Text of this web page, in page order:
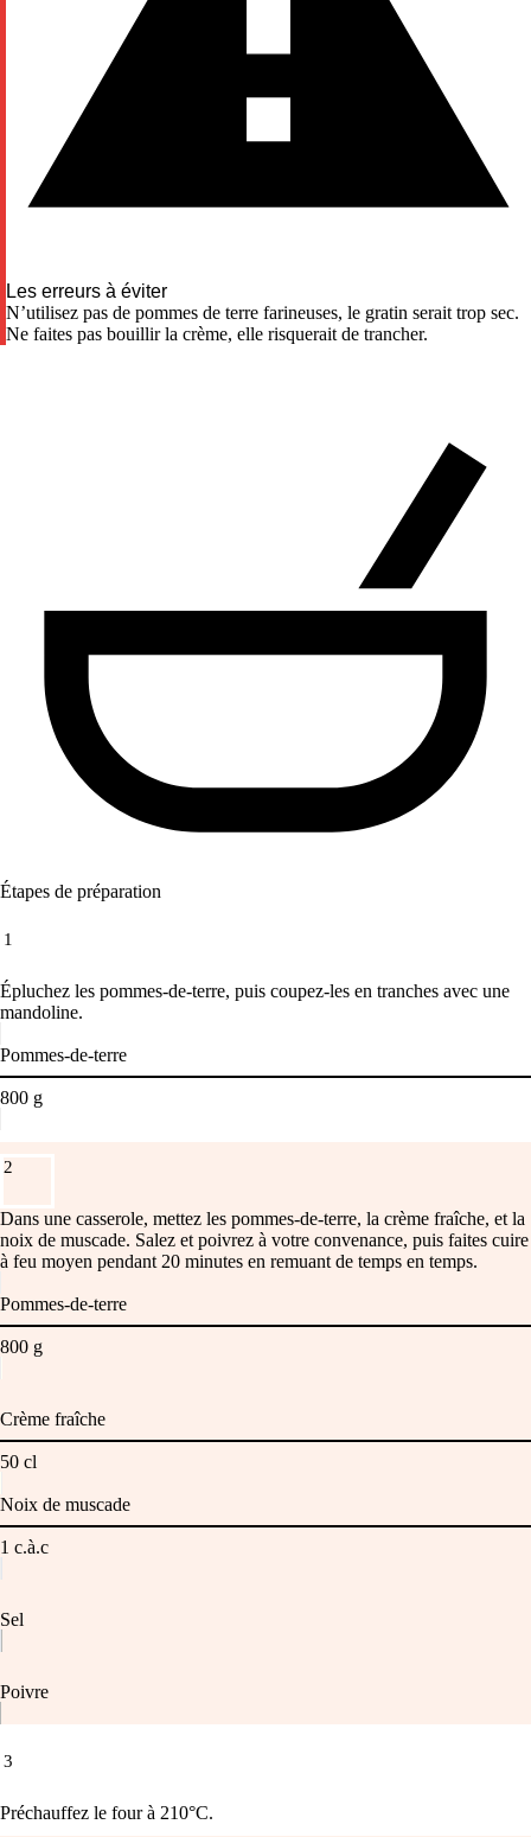
Les erreurs à éviter
N’utilisez pas de pommes de terre farineuses, le gratin serait trop sec.
Ne faites pas bouillir la crème, elle risquerait de trancher.
Étapes de préparation
1
Épluchez les pommes-de-terre, puis coupez-les en tranches avec une
mandoline.
Pommes-de-terre
800 g
2
Dans une casserole, mettez les pommes-de-terre, la crème fraîche, et la
noix de muscade. Salez et poivrez à votre convenance, puis faites cuire
à feu moyen pendant 20 minutes en remuant de temps en temps.
Pommes-de-terre
800 g
Crème fraîche
50 cl
Noix de muscade
1 c.à.c
Sel
Poivre
3
Préchauffez le four à 210°C.